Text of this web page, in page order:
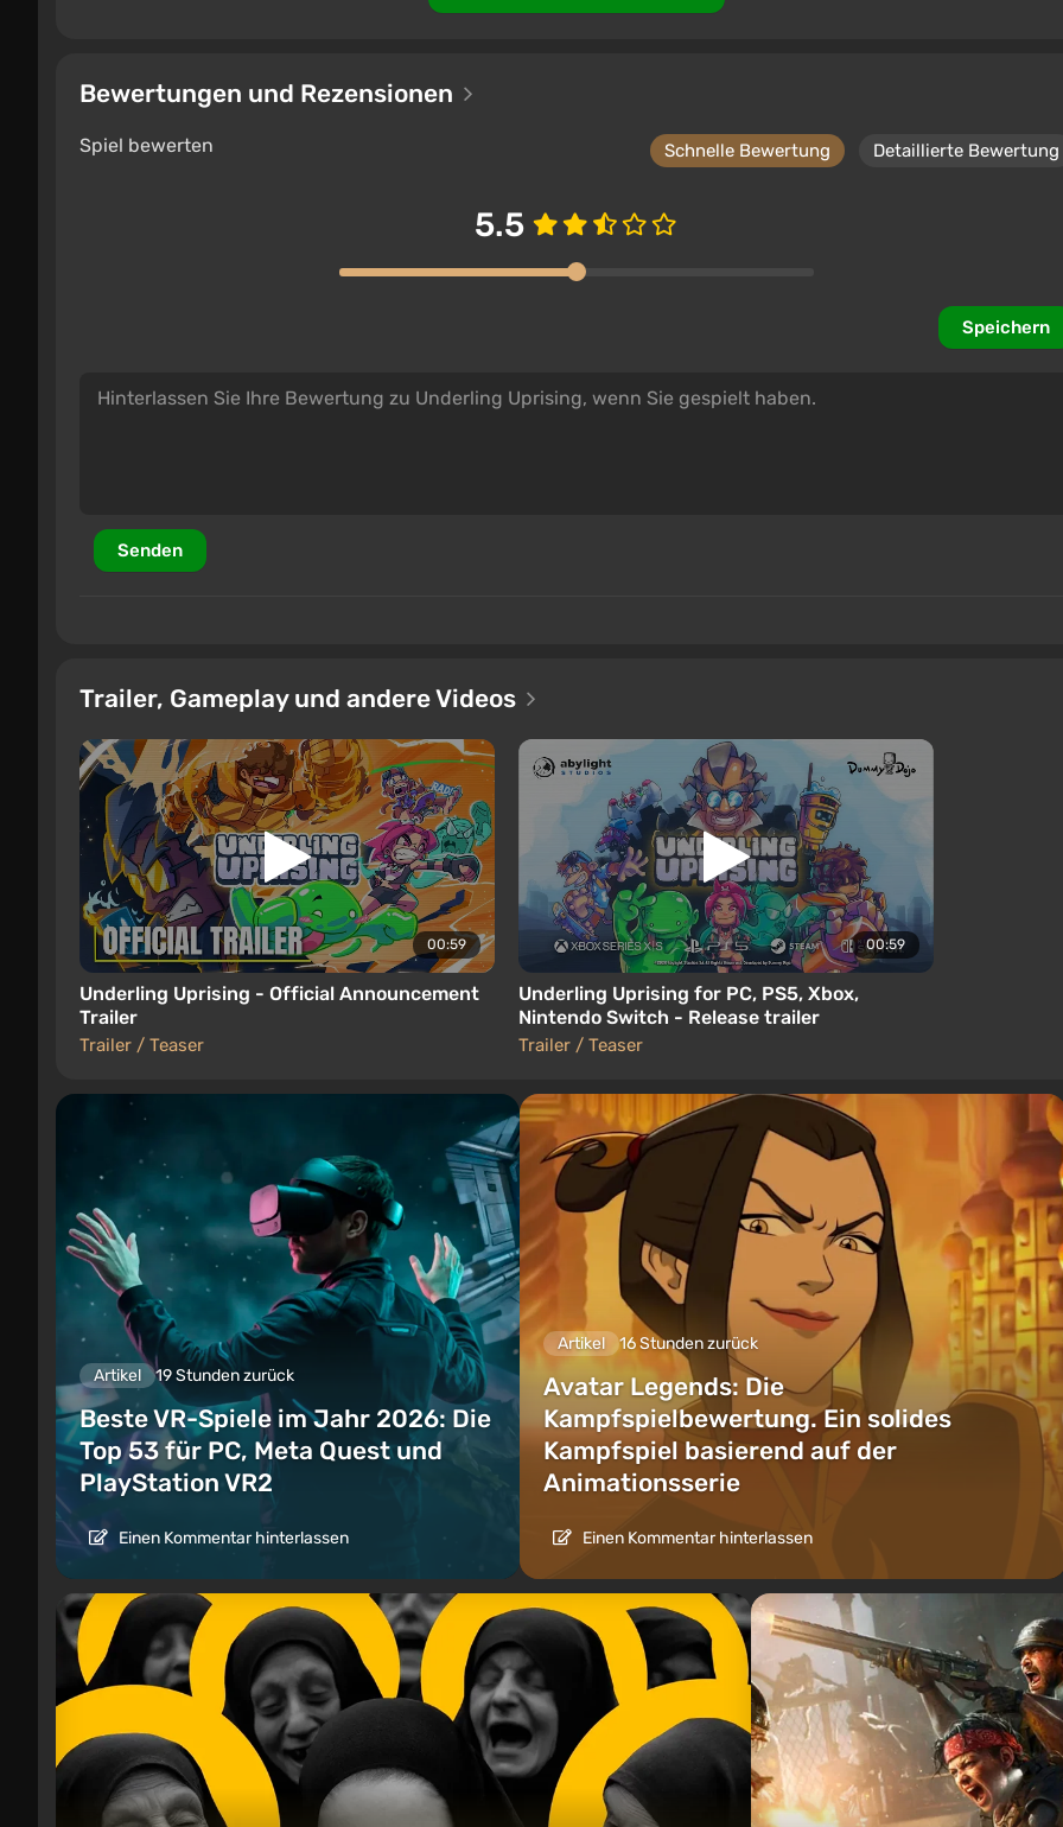
Bewertungen und Rezensionen
Spiel bewerten Schnelle Bewertung Detaillierte Bewertung
5.5
Speichern
Senden
Trailer, Gameplay und andere Videos
00:59
Underling Uprising - Official Announcement
Trailer
Trailer / Teaser
00:59
Underling Uprising for PC, PS5, Xbox,
Nintendo Switch - Release trailer
Trailer / Teaser
Artikel 19 Stunden zurück
Beste VR-Spiele im Jahr 2026: Die
Top 53 für PC, Meta Quest und
PlayStation VR2
Einen Kommentar hinterlassen
Artikel 16 Stunden zurück
Avatar Legends: Die
Kampfspielbewertung. Ein solides
Kampfspiel basierend auf der
Animationsserie
Einen Kommentar hinterlassen